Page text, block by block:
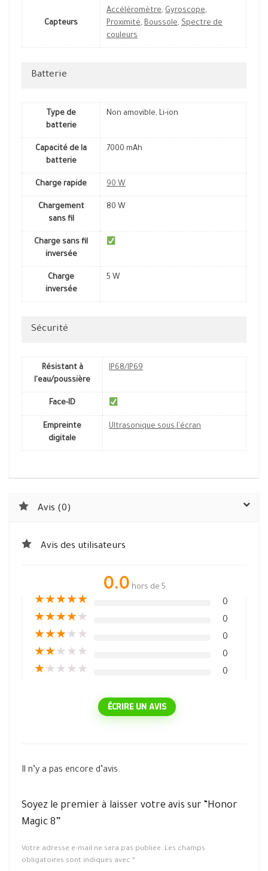
Capteurs
Accéléromètre, Gyroscope,
Proximité, Boussole, Spectre de
couleurs
Batterie
Type de
batterie
Non amovible, Li-ion
Capacité de la
batterie
7000 mAh
Charge rapide 90 W
Chargement
sans fil
80 W
Charge sans fil
inversée
Charge
inversée
5 W
Sécurité
Résistant à
l'eau/poussière
IP68/IP69
Face-ID
Empreinte
digitale
Ultrasonique sous l'écran
Avis (0)
Avis des utilisateurs
0.0 hors de 5
★★★★★ 0
★★★★★ 0
★★★★ ★ 0
★★★ ★ ★ 0
★★ ★ ★ ★ 0
ÉCRIRE UN AVIS
Il n’y a pas encore d’avis.
Soyez le premier à laisser votre avis sur “Honor
Magic 8”
Votre adresse e-mail ne sera pas publiée. Les champs
obligatoires sont indiqués avec *